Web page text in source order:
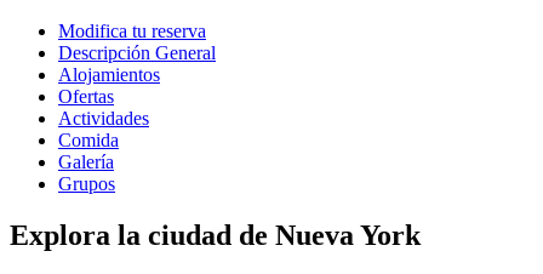
Modifica tu reserva
Descripción General
Alojamientos
Ofertas
Actividades
Comida
Galería
Grupos
Explora la ciudad de Nueva York